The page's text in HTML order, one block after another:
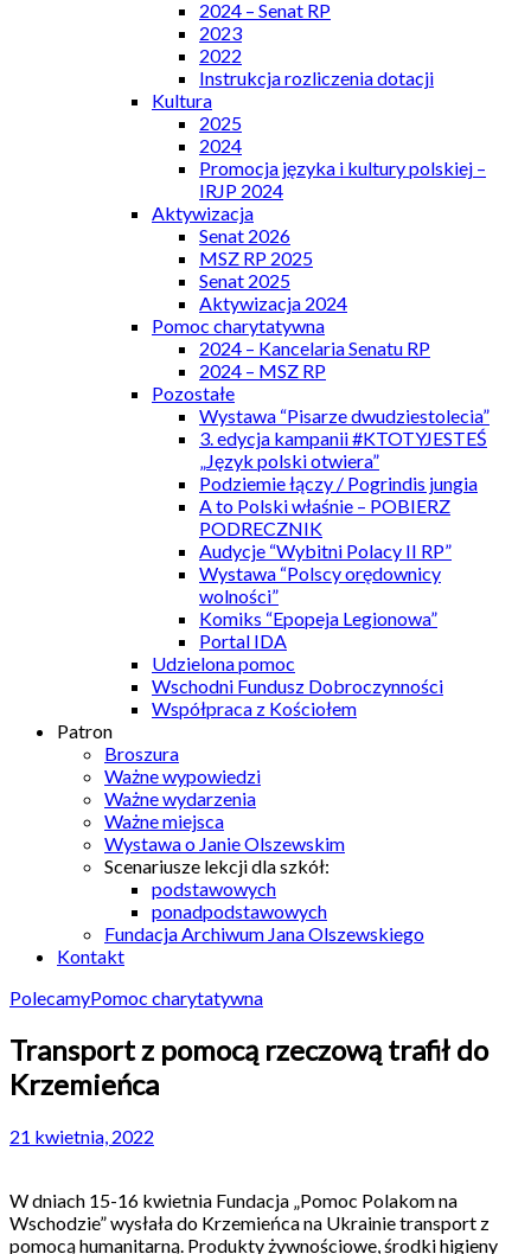
2024 – Senat RP
2023
2022
Instrukcja rozliczenia dotacji
Kultura
2025
2024
Promocja języka i kultury polskiej –
IRJP 2024
Aktywizacja
Senat 2026
MSZ RP 2025
Senat 2025
Aktywizacja 2024
Pomoc charytatywna
2024 – Kancelaria Senatu RP
2024 – MSZ RP
Pozostałe
Wystawa “Pisarze dwudziestolecia”
3. edycja kampanii #KTOTYJESTEŚ
„Język polski otwiera”
Podziemie łączy / Pogrindis jungia
A to Polski właśnie – POBIERZ
PODRECZNIK
Audycje “Wybitni Polacy II RP”
Wystawa “Polscy orędownicy
wolności”
Komiks “Epopeja Legionowa”
Portal IDA
Udzielona pomoc
Wschodni Fundusz Dobroczynności
Współpraca z Kościołem
Patron
Broszura
Ważne wypowiedzi
Ważne wydarzenia
Ważne miejsca
Wystawa o Janie Olszewskim
Scenariusze lekcji dla szkół:
podstawowych
ponadpodstawowych
Fundacja Archiwum Jana Olszewskiego
Kontakt
PolecamyPomoc charytatywna
Transport z pomocą rzeczową trafił do
Krzemieńca
21 kwietnia, 2022
W dniach 15-16 kwietnia Fundacja „Pomoc Polakom na
Wschodzie” wysłała do Krzemieńca na Ukrainie transport z
pomocą humanitarną. Produkty żywnościowe, środki higieny